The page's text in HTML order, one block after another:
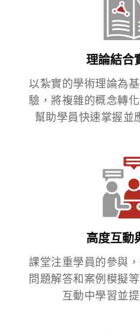
理論結合
以紮實的學術理論為
驗，將複雜的概念轉
幫助學員快速掌握並
高度互動
課堂注重學員的參與
問題解答和案例模擬
互動中學習並